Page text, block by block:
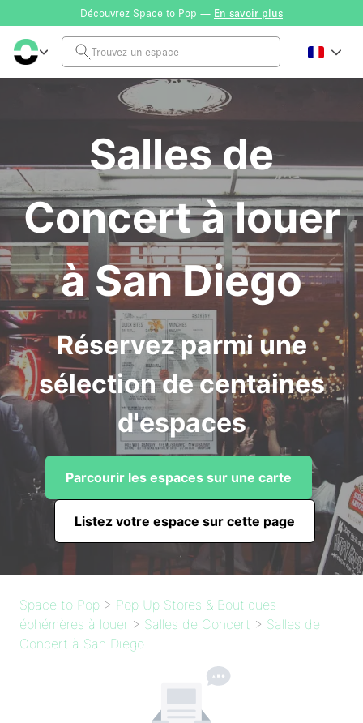
Découvrez Space to Pop — En savoir plus
Salles de
Concert à louer
à San Diego
Réservez parmi une
sélection de centaines
d'espaces
Parcourir les espaces sur une carte
Listez votre espace sur cette page
Space to Pop > Pop Up Stores & Boutiques
éphémères à louer > Salles de Concert > Salles de
Concert à San Diego